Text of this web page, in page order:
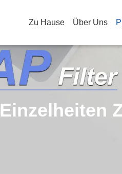
Zu Hause Über Uns
Einzelheiten